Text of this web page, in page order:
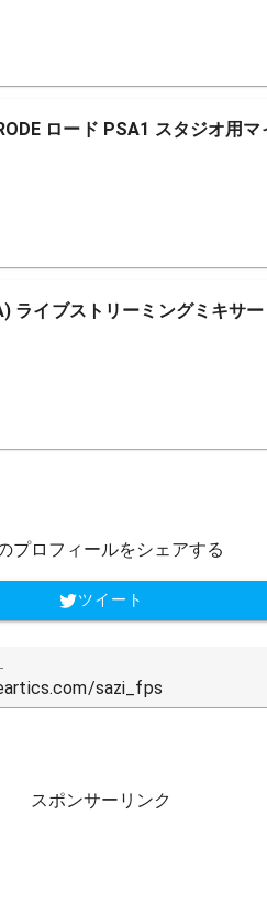
ロード PSA1 スタジオ用
ライブストリーミングミキサ
プロフィールをシェアする
ツイート
スポンサーリンク